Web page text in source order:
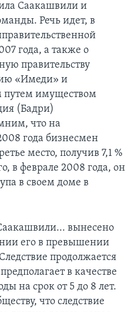
Саакашвили и
Речь идет, в
года, а также о
правительству
«Имеди» и
путем имуществом
(Бадри)
что на
года бизнесмен
место, получив 7,1 %
в феврале 2008 года, он
в своем доме в
вынесено
его в превышении
продолжается
в качестве
на срок от 5 до 8 лет.
что следствие